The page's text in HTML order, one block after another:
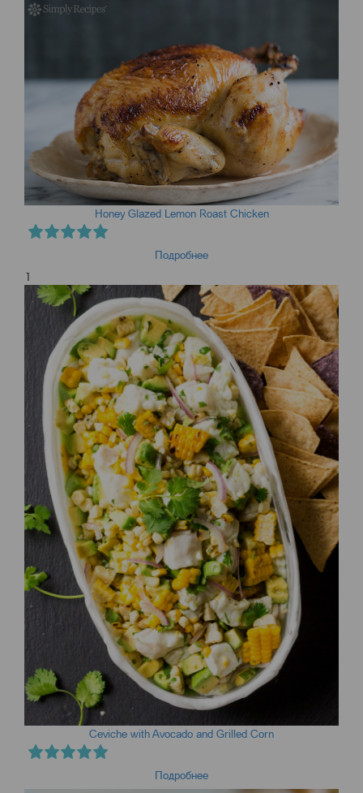
Honey Glazed Lemon Roast Chicken
Подробнее
1
Ceviche with Avocado and Grilled Corn
Подробнее